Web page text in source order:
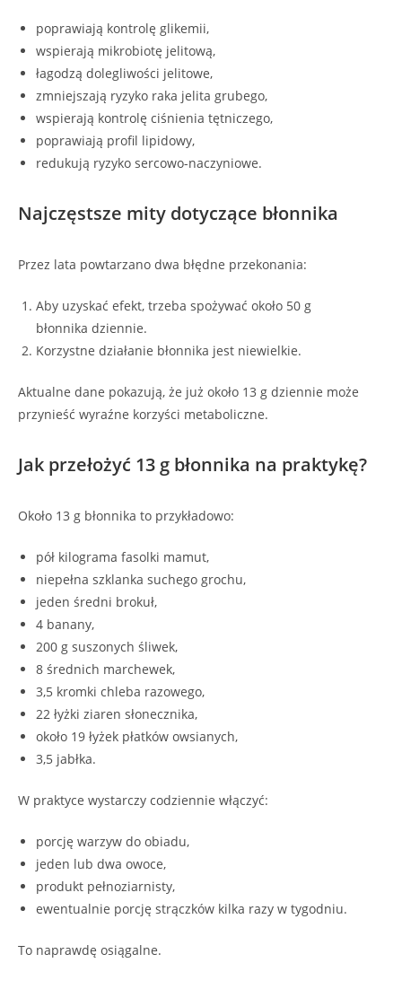
poprawiają kontrolę glikemii,
wspierają mikrobiotę jelitową,
łagodzą dolegliwości jelitowe,
zmniejszają ryzyko raka jelita grubego,
wspierają kontrolę ciśnienia tętniczego,
poprawiają profil lipidowy,
redukują ryzyko sercowo-naczyniowe.
Najczęstsze mity dotyczące błonnika
Przez lata powtarzano dwa błędne przekonania:
Aby uzyskać efekt, trzeba spożywać około 50 g
błonnika dziennie.
Korzystne działanie błonnika jest niewielkie.
Aktualne dane pokazują, że już około 13 g dziennie może
przynieść wyraźne korzyści metaboliczne.
Jak przełożyć 13 g błonnika na praktykę?
Około 13 g błonnika to przykładowo:
pół kilograma fasolki mamut,
niepełna szklanka suchego grochu,
jeden średni brokuł,
4 banany,
200 g suszonych śliwek,
8 średnich marchewek,
3,5 kromki chleba razowego,
22 łyżki ziaren słonecznika,
około 19 łyżek płatków owsianych,
3,5 jabłka.
W praktyce wystarczy codziennie włączyć:
porcję warzyw do obiadu,
jeden lub dwa owoce,
produkt pełnoziarnisty,
ewentualnie porcję strączków kilka razy w tygodniu.
To naprawdę osiągalne.